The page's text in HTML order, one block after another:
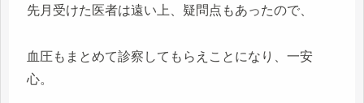
先月受けた医者は遠い上、疑問点もあったので、
血圧もまとめて診察してもらえことになり、一安
心。